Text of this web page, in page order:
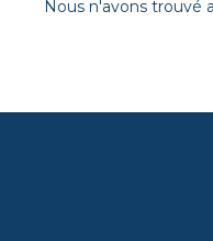
Nous n'avons trouvé